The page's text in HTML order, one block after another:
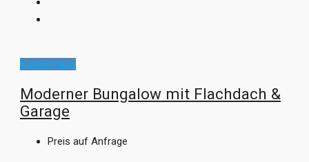
Kundenhaus
Moderner Bungalow mit Flachdach &
Garage
Preis auf Anfrage